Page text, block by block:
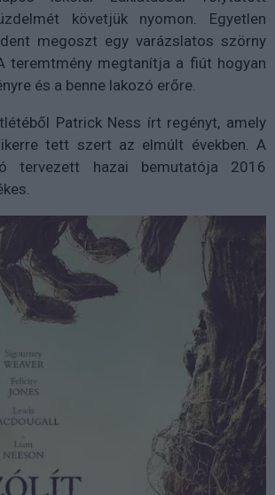
követjük nyomon. Egyetlen
megoszt egy varázslatos szörny
teremtmény megtanítja a fiút hogyan
és a benne lakozó erőre.
Patrick Ness írt regényt, amely
tett szert az elmúlt években. A
tervezett hazai bemutatója 2016